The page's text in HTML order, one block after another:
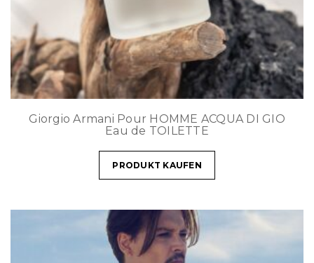
Giorgio Armani Pour HOMME ACQUA DI GIO
Eau de TOILETTE
PRODUKT KAUFEN